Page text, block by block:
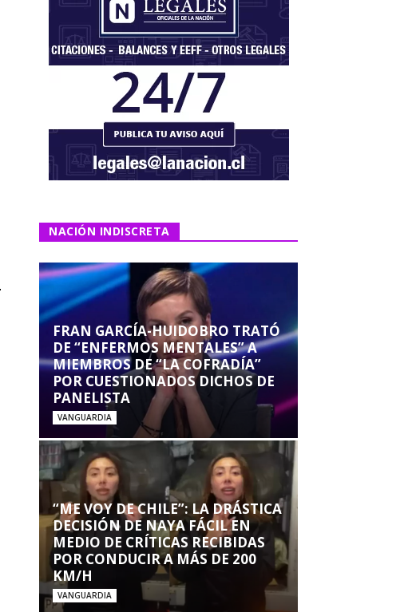
NACIÓN INDISCRETA
FRAN GARCÍA-HUIDOBRO TRATÓ
DE “ENFERMOS MENTALES” A
MIEMBROS DE “LA COFRADÍA”
POR CUESTIONADOS DICHOS DE
PANELISTA
VANGUARDIA
“ME VOY DE CHILE”: LA DRÁSTICA
DECISIÓN DE NAYA FÁCIL EN
MEDIO DE CRÍTICAS RECIBIDAS
POR CONDUCIR A MÁS DE 200
KM/H
VANGUARDIA